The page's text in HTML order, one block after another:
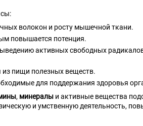
волокон и росту мышечной ткани.
повышается потенция.
активных свободных
пищи полезных веществ.
для поддержания здоровья
, минералы и активные вещества
и умственную деятельность,